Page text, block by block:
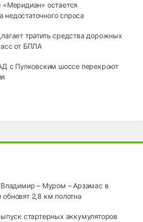
«Меридиан» остается
спроса
тратить средства дорожных
от БПЛА
с Пулковским шоссе перекроют
Владимир – Муром – Арзамас в
2,8 км полотна
стартерных аккумуляторов